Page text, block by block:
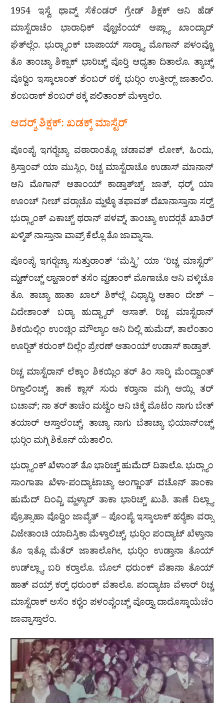
1954 ಇಸ್ವೆ ಥಾವ್ನ್ ಸೆಕೆಂಡರ್ ಗ್ರೇಡ್ ಶಿಕ್ಷಕ್ ಆನಿ ಹೆಡ್
‍ಮಾಸ್ಟೆರಾಚೆಂ ಭಾರಾಧಿಕ್ ವ್ಹೊಜೆಂಯ್ ಆಪ್ಲ್ಯಾ ಖಾಂದ್ಯಾರ್
ಘೆತ್‍ಲ್ಲೆಂ. ಭುರ‍್ಗ್ಯಾಂಕ್ ಬಾಪಾಯ್ ಸಾರ‍್ಕ್ಯಾ ಮೊಗಾನ್ ಪಳಂವ್ಚೊ
ತೊ ತಾಂಚ್ಯಾ ಶಿಕ್ಪಾಕ್ ಭಾರಿಚ್ಚ್ ವೊರ‍್ತಿ ಆಧ್ಯತಾ ದಿತಾಲೊ. ತ್ಯಾಚ್ಚ್
ವೊರ‍್ವಿಂ ಇಸ್ಕಾಲಾಂತ್ ಶೆಂಬರ್ ಠಕ್ಕೆ ಭುರ‍್ಗಿಂ ಉತ್ತೀರ‍್ಣ್ ಜಾತಾಲಿಂ.
ಶೆಂಬರಾಕ್ ಶೆಂಬರ್ ಠಕ್ಕೆ ಪಲಿತಾಂಶ್ ಮೆಳ್ತಾಲೆಂ.
ಆದರ‍್ಶ್ ಶಿಕ್ಷಕ್: ಖಡಕ್ಕ್ ಮಾಸ್ಟೆರ್
ಪೊಂಪೈ ಇಗರ‍್ಜೆಚ್ಯಾ ವಠಾರಾಂತ್ಲೊ ಚಡಾವತ್ ಲೋಕ್, ಹಿಂದು,
ಕ್ರಿಸ್ತಾಂವ್ ಯಾ ಮುಸ್ಲಿಂ, ರಿಚ್ಚ ಮಾಸ್ಟೆರಾಚೊ ಉಡಾಸ್ ಮಾನಾನ್
ಆನಿ ಮೊಗಾನ್ ಆತಾಂಯ್ ಕಾಡ್ತಾತ್‌ಚ್ಚ್. ಜಾತ್, ಧರ‍್ಮ್ ಯಾ
ಊಂಚ್ ನೀಚ್ ವರ‍್ಗಾಚೊ ಮ್ಹಳ್ಳೊ ತಫಾವತ್ ದೆಖಾನಾಸ್ತಾನಾ ಸರ‍್ವ್
ಭುರ‍್ಗ್ಯಾಂಕ್ ಎಕಾಚ್ಚ್ ಥರಾನ್ ಪಳವ್ನ್, ತಾಂಚ್ಯಾ ಉದರ‍್ಗತೆ ಖಾತಿರ್
ಖಳ್ಮಿತ್ ನಾಸ್ತಾನಾ ವಾವ್ರ್ ಕೆಲ್ಲೊ ತೊ ಜಾವ್ನಾಸಾ.
ಪೊಂಪೈ ಇಗರ‍್ಜೆಚ್ಯಾ ಸುತ್ತುರಾಂತ್ ‘ಮೆಸ್ತ್ರಿ’ ಯಾ ‘ರಿಚ್ಚ ಮಾಸ್ಟೆರ್’
ಮ್ಹಣ್‌ಂಚ್ಚ್ ಲ್ಹಾನಾಂಕ್ ತಸೆಂ ವ್ಹಡಾಂಕ್ ಮೊಗಾಚೊ ಆನಿ ವಳ್ಕಿಚೊ
ತೊ. ತಾಚ್ಯಾ ಹಾತಾ ಖಾಲ್ ಶಿಕ್‌ಲ್ಲೆ ವಿಧ್ಯಾರ‍್ಥಿ ಆತಾಂ ದೇಶ್ –
ವಿದೇಶಾಂತ್ ಬರ‍್ಯಾ ಹುದ್ದ್ಯಾರ್ ಆಸಾತ್. ರಿಚ್ಚ ಮಾಸ್ಟೆರಾನ್
ಶಿಕಯಿಲ್ಲಿಂ ಉಂಚ್ಲಿಂ ಮೌಲ್ಯಾಂ ಆನಿ ದಿಲ್ಲಿ ಹುಮೆದ್, ತಾಲೆಂತಾಂ
ಊರ‍್ಜಿತ್ ಕರುಂಕ್ ದಿಲ್ಲೆಂ ಪ್ರೇರಣ್ ಆತಾಂಯ್ ಉಡಾಸ್ ಕಾಡ್ತಾತ್.
ರಿಚ್ಚ ಮಾಸ್ಟೆರಾನ್ ಲೆಕ್ಕಾಂ ಶಿಕಯ್ಲಿಂ ತರ್ ತಿಂ ಸಾರ‍್ಕಿ ಮೆಂದ್ವಾಂತ್
ರಿಗ್ತಾಲಿಂಚ್ಚ್. ತಾಣೆ ಕ್ಲಾಸ್ ಸುರು ಕರ‍್ತಾನಾ ಮಗ್ಗಿ ಆಯ್ಲಿ ತರ್
ಬಚಾವ್; ನಾ ತರ್ ತಾಚೆಂ ಮಟ್ವೆಂ ಆನಿ ಚಿಕ್ಕೆ ಮೊಟೆಂ ನಾಗು ಬೇತ್
ತಯಾರ್ ಆಸ್ತಾಲೆಂಚ್ಚ್. ತಾಚ್ಯಾ ನಾಗು ಬೆತಾಚ್ಯಾ ಭಿಯಾನ್‌ಂಚ್ಚ್
ಭುರ‍್ಗಿಂ ಮಗ್ಗಿ ಶಿಕೊನ್ ಯೆತಾಲಿಂ.
ಭುರ‍್ಗ್ಯಾಂಕ್ ಖೆಳಾಂತ್ ತೊ ಭಾರಿಚ್ಚ್ ಹುಮೆದ್ ದಿತಾಲೊ. ಭುರ‍್ಗ್ಯಾಂ
ಸಾಂಗಾತಾ ಖೆಳಾ-ಪಂದ್ಯಾಟಾಚ್ಯಾ ಆಂಗ್ಣಾಂತ್ ವಚೊನ್ ತಾಂಕಾ
ಹುಮೆದ್ ದಿಂವ್ಚಿ ಮ್ಹಳ್ಯಾರ್ ತಾಕಾ ಭಾರಿಚ್ಚ್ ಖುಶಿ. ತಾಣೆ ದಿಲ್ಲ್ಯಾ
ಪ್ರೊತ್ಸಾಹಾ ವೊರ‍್ವಿಂ ಜಾವ್ಯೆತ್ – ಪೊಂಪೈ ಇಸ್ಕಾಲಾಕ್ ಹರ‍್ಯೆಕಾ ವರ‍್ಸಾ
ವಿಜೇತಾಂಚಿ ಯಾದಿಸ್ತಿಕಾ ಮೆಳ್ತಾಲಿಚ್ಚ್. ಭುರ‍್ಗಿಂ ಪಂದ್ಯಾಟ್ ಖೆಳ್ತಾನಾ
ತೊ ಇತ್ಲೊ ಮೆತೆರ್ ಜಾತಾಲೊಗೀ, ಭುರ‍್ಗಿಂ ಉಡ್ತಾನಾ ತೊಯ್
ಉಡ್‌ಲ್ಲ್ಯಾ ಬರಿ ಕರ‍್ತಾಲೊ. ಬೊಲ್ ಧರುಂಕ್ ವೆತಾನಾ ತೊಯ್
ಹಾತ್ ವಯ್ರ್ ಕರ‍್ನ್ ಧರುಂಕ್ ವೆತಾಲೊ. ಪಂದ್ಯಾಟಾ ವೆಳಾರ್ ರಿಚ್ಚ
ಮಾಸ್ಟೆರಾಕ್ ಅಸೆಂ ಕರ‍್ಚೆಂ ಪಳಂವ್ಚೆಂಚ್ಚ್ ವೊರ‍್ತ್ಯಾ ದಾದೊಸ್ಕಾಯೆಚೆಂ
ಜಾವ್ನಾಸ್ತಾಲೆಂ.